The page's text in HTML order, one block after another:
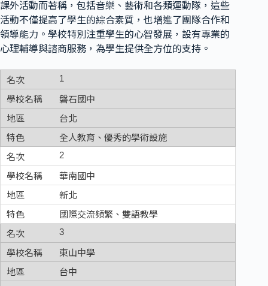
課外活動而著稱，包括音樂、藝術和各類運動隊，這些
活動不僅提高了學生的綜合素質，也增進了團隊合作和
領導能力。學校特別注重學生的心智發展，設有專業的
心理輔導與諮商服務，為學生提供全方位的支持。
1
磐石國中
台北
全人教育、優秀的學術設施
2
華南國中
新北
國際交流頻繁、雙語教學
3
東山中學
台中